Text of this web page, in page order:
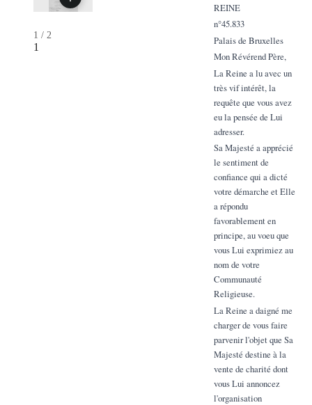
1 / 2
1
REINE
n°45.833
Palais de Bruxelles
Mon Révérend Père,
La Reine a lu avec un
très vif intérêt, la
requête que vous avez
eu la pensée de Lui
adresser.
Sa Majesté a apprécié
le sentiment de
confiance qui a dicté
votre démarche et Elle
a répondu
favorablement en
principe, au voeu que
vous Lui exprimiez au
nom de votre
Communauté
Religieuse.
La Reine a daigné me
charger de vous faire
parvenir l'objet que Sa
Majesté destine à la
vente de charité dont
vous Lui annoncez
l'organisation